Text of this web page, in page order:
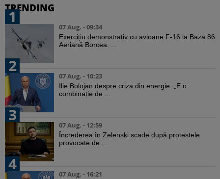
TRENDING
1
07 Aug. - 09:34
Exercițiu demonstrativ cu avioane F-16 la Baza 86
Aeriană Borcea. ...
2
07 Aug. - 10:23
Ilie Bolojan despre criza din energie: „E o
combinație de ...
3
07 Aug. - 12:59
Încrederea în Zelenski scade după protestele
provocate de ...
4
07 Aug. - 16:21